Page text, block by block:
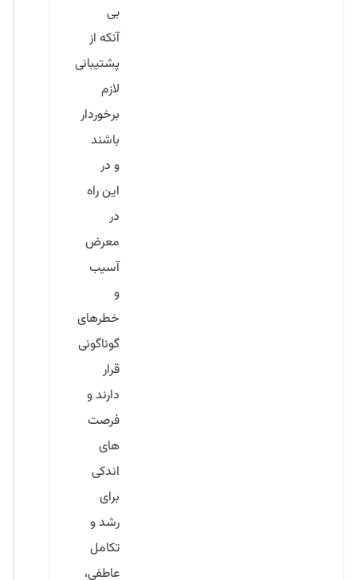
بی
آنکه از
پشتیبانی
لازم
برخوردار
باشند
و در
این راه
در
معرض
آسیب
و
خطرهای
گوناگونی
قرار
دارند و
فرصت
های
اندکی
برای
رشد و
تکامل
عاطفی،